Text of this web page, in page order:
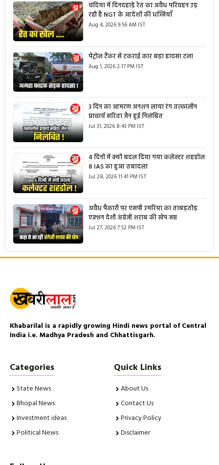
चंदिया में दिनदहाड़े रेत का अवैध परिवहन उड़
रही है NGT के आदेशों की धज्जियाँ
Aug 4, 2026 9:56 AM IST
पेट्रोल टैंकर से टकराई कार बड़ा हादसा टला
Aug 1, 2026 2:17 PM IST
3 दिन का आमरण अनशन लाया रंग तत्कालीन
प्राचार्य सरिता जैन हुई निलंबित
Jul 31, 2026 8:43 PM IST
4 दिनों में क्यों बदल दिया गया कलेक्टर शहडोल
8 IAS का हुआ तबादला
Jul 28, 2026 11:41 PM IST
अवैध पैकारी पर एसपी उमरिया का ताबड़तोड़
एक्शन देशी अंग्रेजी शराब की खेप जप्त
Jul 27, 2026 7:52 PM IST
Khabarilal is a rapidly growing Hindi news portal of Central
India i.e. Madhya Pradesh and Chhattisgarh.
Categories
State News
Bhopal News
Investment ideas
Political News
Quick Links
About Us
Contact Us
Privacy Policy
Disclaimer